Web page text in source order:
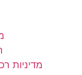
מדיניות